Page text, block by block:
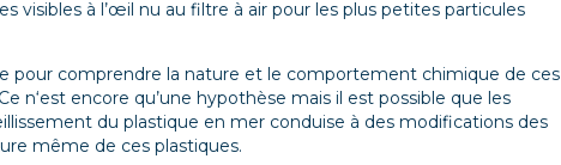
visibles à l’œil nu au filtre à air pour les plus petites particules
pour comprendre la nature et le comportement chimique de ces
Ce n‘est encore qu’une hypothèse mais il est possible que les
du plastique en mer conduise à des modifications des
même de ces plastiques.